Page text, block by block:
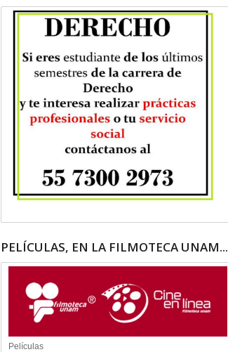
PELÍCULAS, EN LA FILMOTECA UNAM...
Películas